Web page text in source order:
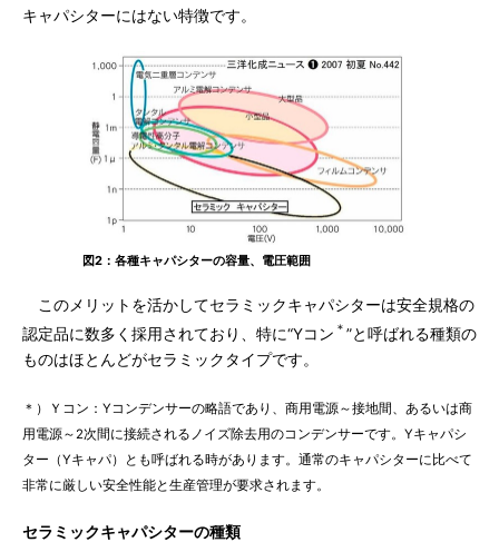
キャパシターにはない特徴です。
図2：各種キャパシターの容量、電圧範囲
このメリットを活かしてセラミックキャパシターは安全規格の
認定品に数多く採用されており、特に“Yコン ＊ ”と呼ばれる種類の
ものはほとんどがセラミックタイプです。
＊）Ｙコン：Yコンデンサーの略語であり、商用電源～接地間、あるいは商
用電源～2次間に接続されるノイズ除去用のコンデンサーです。Yキャパシ
ター（Yキャパ）とも呼ばれる時があります。通常のキャパシターに比べて
非常に厳しい安全性能と生産管理が要求されます。
セラミックキャパシターの種類